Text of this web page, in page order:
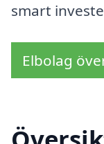
smart
Elbolag